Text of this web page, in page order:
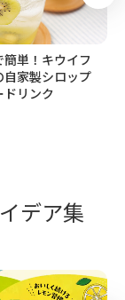
単！キウイフ
自家製シロップ
ドリンク
デア集